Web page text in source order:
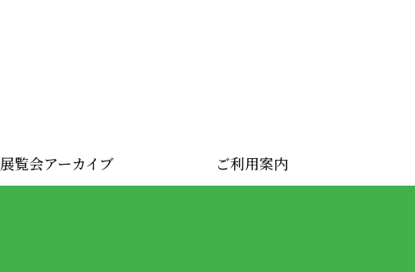
展覧会アーカイブ ご利用案内